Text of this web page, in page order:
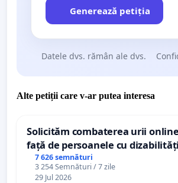
Generează petiția
Datele dvs. rămân ale dvs.
Alte petiții care v-ar putea interesa
Solicităm combaterea urii online
față de persoanele cu dizabilități
7 626 semnături
3 254 Semnături / 7 zile
29 Jul 2026